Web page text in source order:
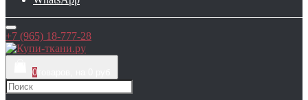
+7 (965) 18-777-28
0